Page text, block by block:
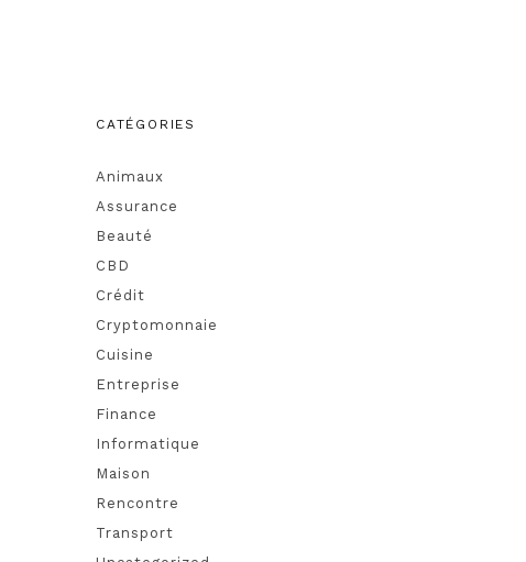
CATÉGORIES
Animaux
Assurance
Beauté
CBD
Crédit
Cryptomonnaie
Cuisine
Entreprise
Finance
Informatique
Maison
Rencontre
Transport